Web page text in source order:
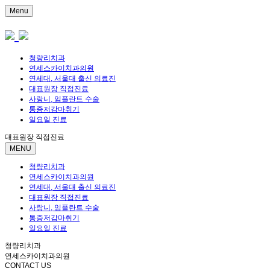
Menu
청량리치과
연세스카이치과의원
연세대, 서울대 출신 의료진
대표원장 직접진료
사랑니, 임플란트 수술
통증저감마취기
일요일 진료
대표원장 직접진료
MENU
청량리치과
연세스카이치과의원
연세대, 서울대 출신 의료진
대표원장 직접진료
사랑니, 임플란트 수술
통증저감마취기
일요일 진료
청량리치과
연세스카이치과의원
CONTACT US